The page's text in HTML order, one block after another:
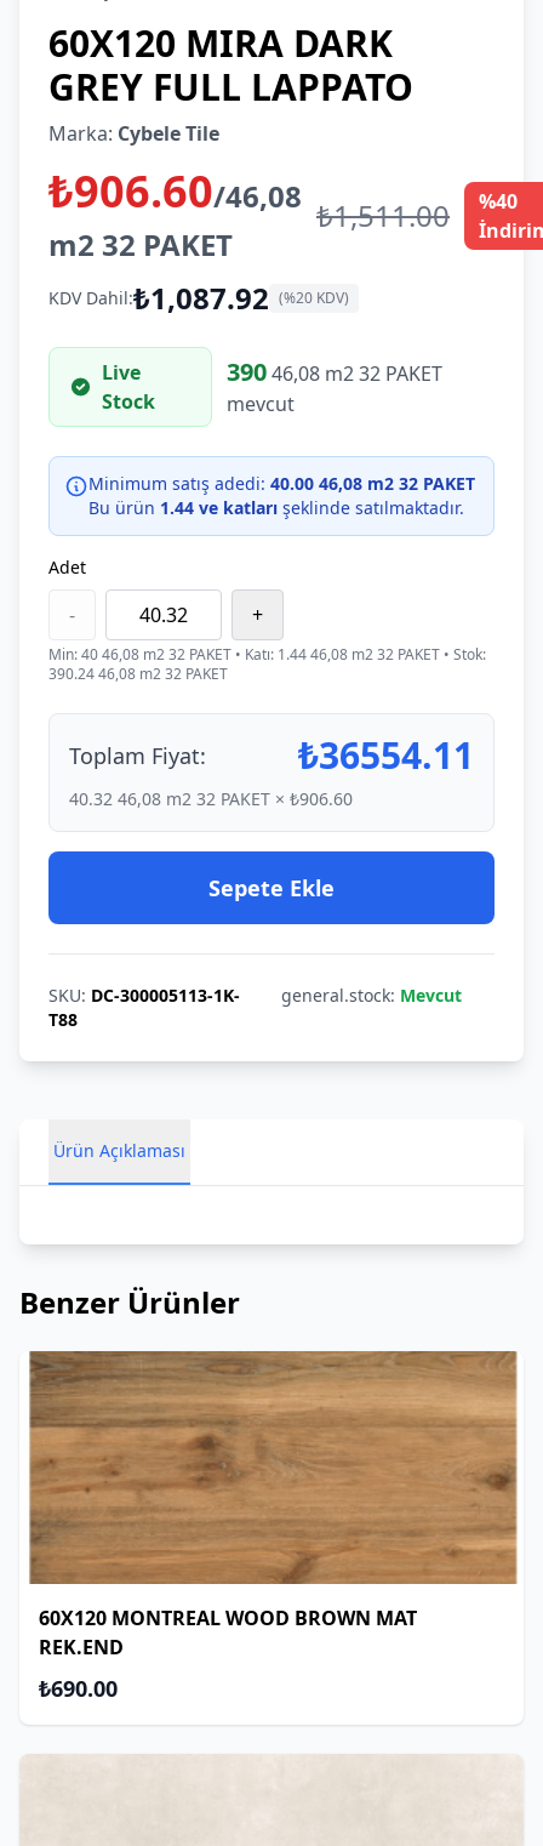
60X120 MIRA DARK
GREY FULL LAPPATO
Marka: Cybele Tile
₺906.60/46,08
m2 32 PAKET
₺1,511.00
%40
KDV Dahil:₺1,087.92 (%20 KDV)
Live
Stock
39046,08 m2 32 PAKET
mevcut
Minimum satış adedi: 40.00 46,08 m2 32 PAKET
Bu ürün 1.44 ve katları şeklinde satılmaktadır.
Adet
- +
Min:4046,08 m2 32 PAKET • Katı: 1.4446,08 m2 32 PAKET • Stok:
390.24 46,08 m2 32 PAKET
Toplam Fiyat: ₺36554.11
40.32 46,08 m2 32 PAKET × ₺906.60
Sepete Ekle
SKU: DC-300005113-1K-
T88
general.stock: Mevcut
Ürün Açıklaması
Benzer Ürünler
60X120 MONTREAL WOOD BROWN MAT
REK.END
₺690.00